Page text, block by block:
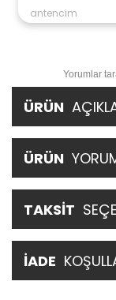
antencim
Yorumlar
ÜRÜN
ÜRÜN
TAKSİT
İADE